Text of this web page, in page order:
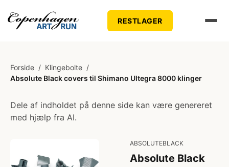
RESTLAGER
Forside / Klingebolte /
Absolute Black covers til Shimano Ultegra 8000 klinger
Dele af indholdet på denne side kan være genereret
med hjælp fra AI.
ABSOLUTEBLACK
Absolute Black